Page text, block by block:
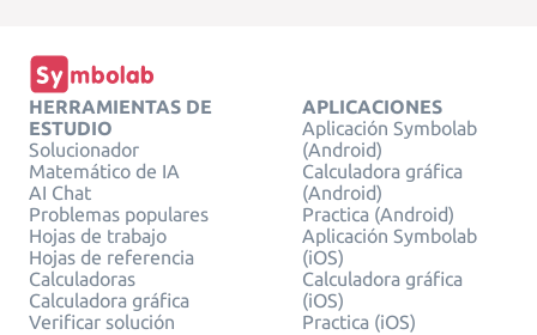
HERRAMIENTAS DE
ESTUDIO
Solucionador
Matemático de IA
AI Chat
Problemas populares
Hojas de trabajo
Hojas de referencia
Calculadoras
Calculadora gráfica
Verificar solución
APLICACIONES
Aplicación Symbolab
(Android)
Calculadora gráfica
(Android)
Practica (Android)
Aplicación Symbolab
(iOS)
Calculadora gráfica
(iOS)
Practica (iOS)